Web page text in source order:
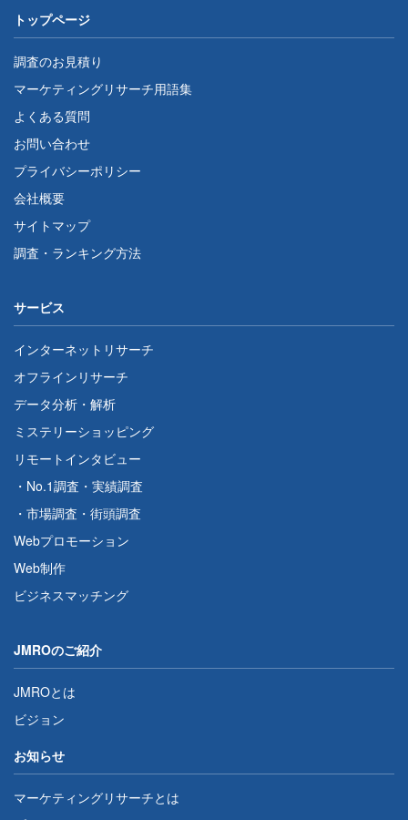
トップページ
調査のお見積り
マーケティングリサーチ用語集
よくある質問
お問い合わせ
プライバシーポリシー
会社概要
サイトマップ
調査・ランキング方法
サービス
インターネットリサーチ
オフラインリサーチ
データ分析・解析
ミステリーショッピング
リモートインタビュー
・ No.1調査 ・ 実績調査
・ 市場調査 ・ 街頭調査
Webプロモーション
Web制作
ビジネスマッチング
JMROのご紹介
JMROとは
ビジョン
お知らせ
マーケティングリサーチとは